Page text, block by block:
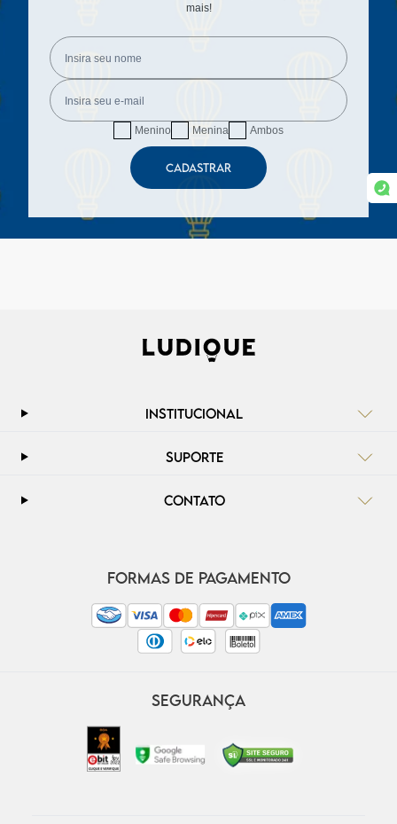
mais!
Menino Menina Ambos
CADASTRAR
INSTITUCIONAL
SUPORTE
CONTATO
FORMAS DE PAGAMENTO
SEGURANÇA